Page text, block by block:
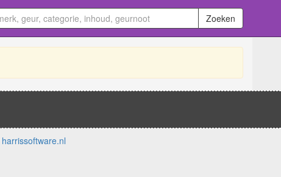
Zoeken
harrissoftware.nl